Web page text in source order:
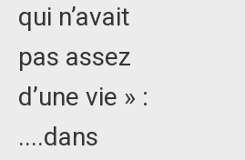
qui n’avait
pas assez
d’une vie » :
....dans